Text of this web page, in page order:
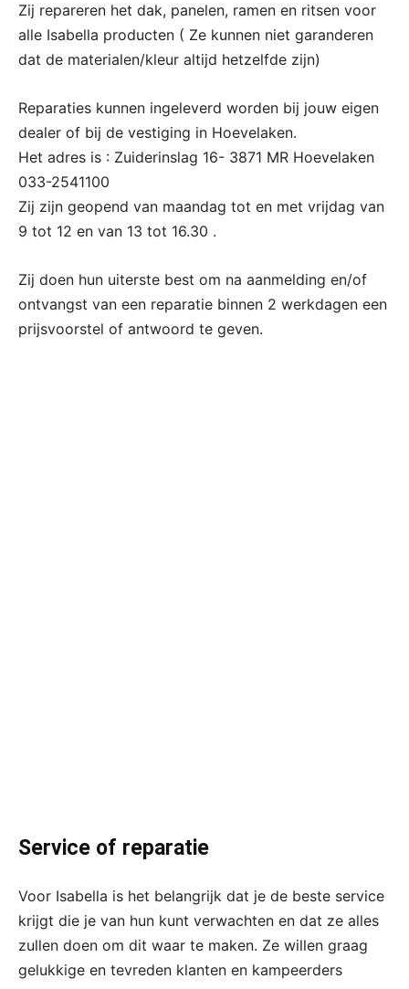
Zij repareren het dak, panelen, ramen en ritsen voor
alle Isabella producten ( Ze kunnen niet garanderen
dat de materialen/kleur altijd hetzelfde zijn)
Reparaties kunnen ingeleverd worden bij jouw eigen
dealer of bij de vestiging in Hoevelaken.
Het adres is : Zuiderinslag 16- 3871 MR Hoevelaken
033-2541100
Zij zijn geopend van maandag tot en met vrijdag van
9 tot 12 en van 13 tot 16.30 .
Zij doen hun uiterste best om na aanmelding en/of
ontvangst van een reparatie binnen 2 werkdagen een
prijsvoorstel of antwoord te geven.
Service of reparatie
Voor Isabella is het belangrijk dat je de beste service
krijgt die je van hun kunt verwachten en dat ze alles
zullen doen om dit waar te maken. Ze willen graag
gelukkige en tevreden klanten en kampeerders